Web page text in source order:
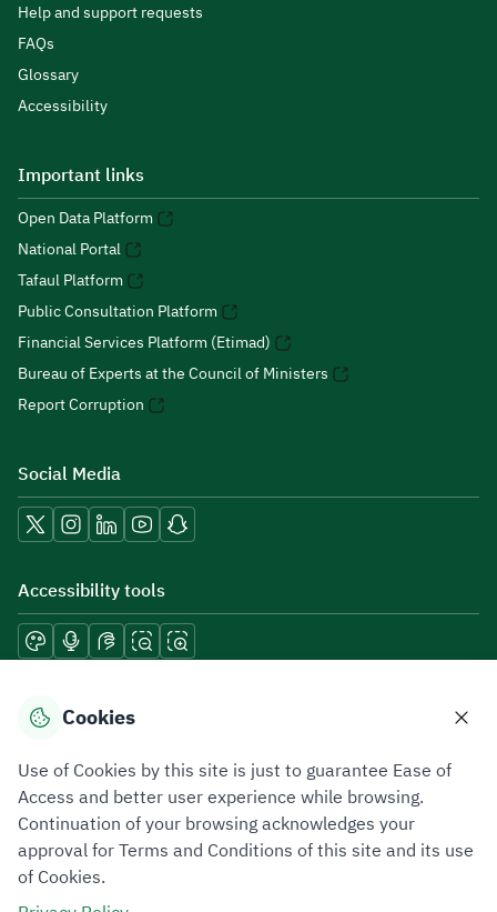
Help and support requests
FAQs
Glossary
Accessibility
Important links
Open Data Platform
National Portal
Tafaul Platform
Public Consultation Platform
Financial Services Platform (Etimad)
Bureau of Experts at the Council of Ministers
Report Corruption
Social Media
Accessibility tools
Download mobile applications
Privacy PolicyTerms of UseSite Map
All rights reserved 2026 © ZATCA.GOV.SA
Cookies
Use of Cookies by this site is just to guarantee Ease of
Access and better user experience while browsing.
Continuation of your browsing acknowledges your
approval for Terms and Conditions of this site and its use
of Cookies.